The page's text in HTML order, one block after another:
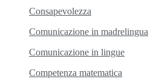
Consapevolezza
Comunicazione in madrelingua
Comunicazione in lingue
Competenza matematica